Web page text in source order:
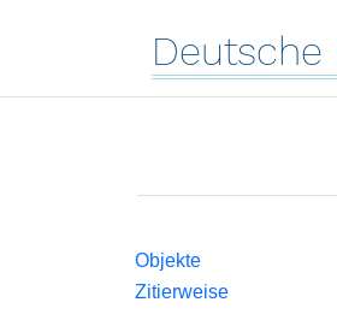
Deutsche
Objekte
Zitierweise